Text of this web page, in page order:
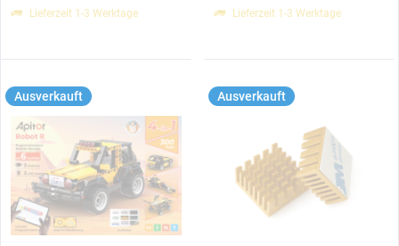
Lieferzeit 1-3 Werktage Lieferzeit 1-3 Werktage
Ausverkauft Ausverkauft